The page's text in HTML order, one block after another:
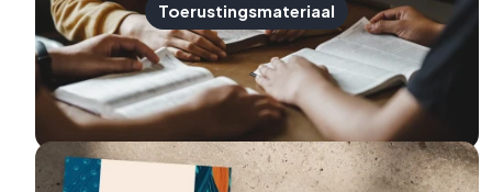
Toerustingsmateriaal